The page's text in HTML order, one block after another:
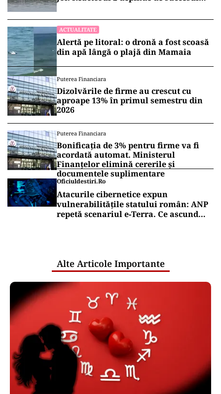
ACTUALITATE
Alertă pe litoral: o dronă a fost scoasă
din apă lângă o plajă din Mamaia
Puterea Financiara
Dizolvările de firme au crescut cu
aproape 13% în primul semestru din
2026
Puterea Financiara
Bonificația de 3% pentru firme va fi
acordată automat. Ministerul
Finanțelor elimină cererile și
documentele suplimentare
Oficiuldestiri.ro
Atacurile cibernetice expun
vulnerabilitățile statului român: ANP
repetă scenariul e‑Terra. Ce ascund
Alte Articole Importante